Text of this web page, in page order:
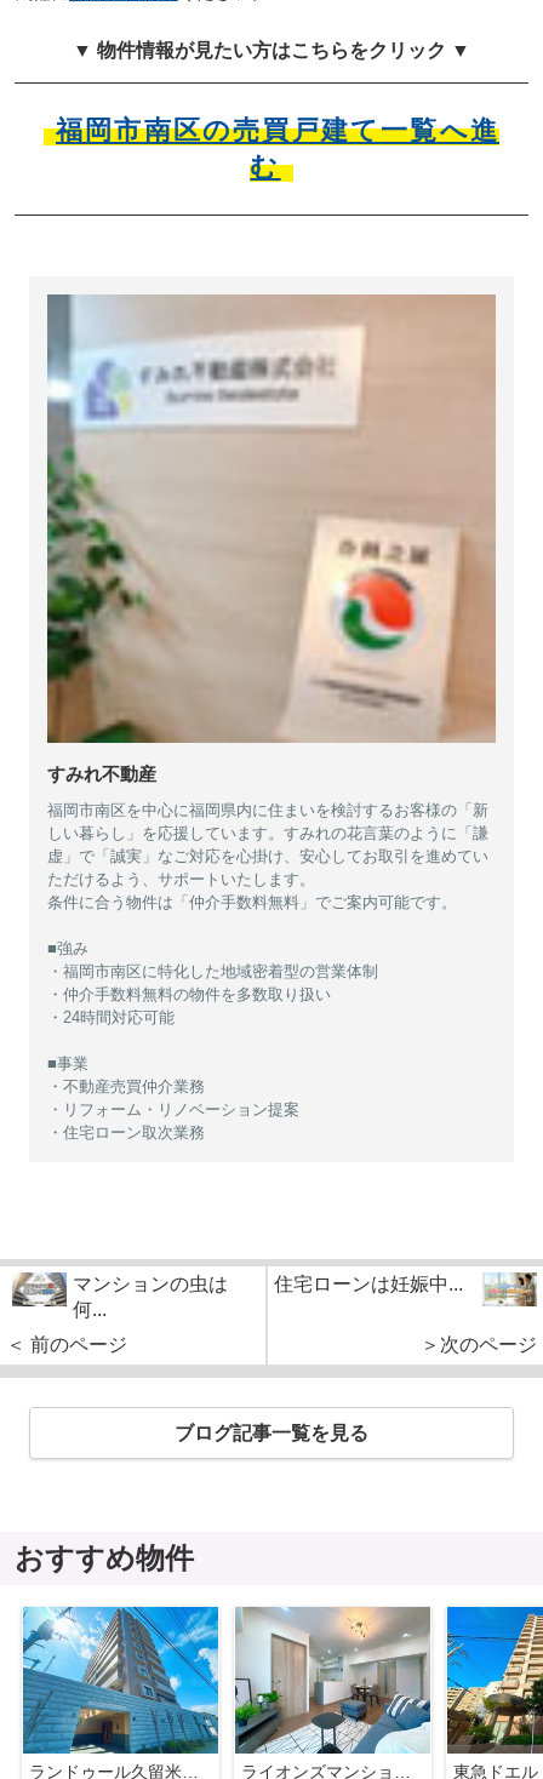
▼ 物件情報が見たい方はこちらをクリック ▼
福岡市南区の売買戸建て一覧へ進
む
すみれ不動産
福岡市南区を中心に福岡県内に住まいを検討するお客様の「新
しい暮らし」を応援しています。すみれの花言葉のように「謙
虚」で「誠実」なご対応を心掛け、安心してお取引を進めてい
ただけるよう、サポートいたします。
条件に合う物件は「仲介手数料無料」でご案内可能です。
■強み
・福岡市南区に特化した地域密着型の営業体制
・仲介手数料無料の物件を多数取り扱い
・24時間対応可能
■事業
・不動産売買仲介業務
・リフォーム・リノベーション提案
・住宅ローン取次業務
マンションの虫は
何...
＜ 前のページ
住宅ローンは妊娠中...
＞次のページ
ブログ記事一覧を見る
おすすめ物件
ランドゥール久留米サウスステージ☆仲介手数料無料☆